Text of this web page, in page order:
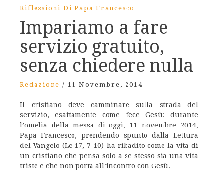
Riflessioni Di Papa Francesco
Impariamo a fare
servizio gratuito,
senza chiedere nulla
Redazione / 11 Novembre, 2014
Il cristiano deve camminare sulla strada del
servizio, esattamente come fece Gesù: durante
l’omelia della messa di oggi, 11 novembre 2014,
Papa Francesco, prendendo spunto dalla Lettura
del Vangelo (Lc 17, 7-10) ha ribadito come la vita di
un cristiano che pensa solo a se stesso sia una vita
triste e che non porta all’incontro con Gesù.